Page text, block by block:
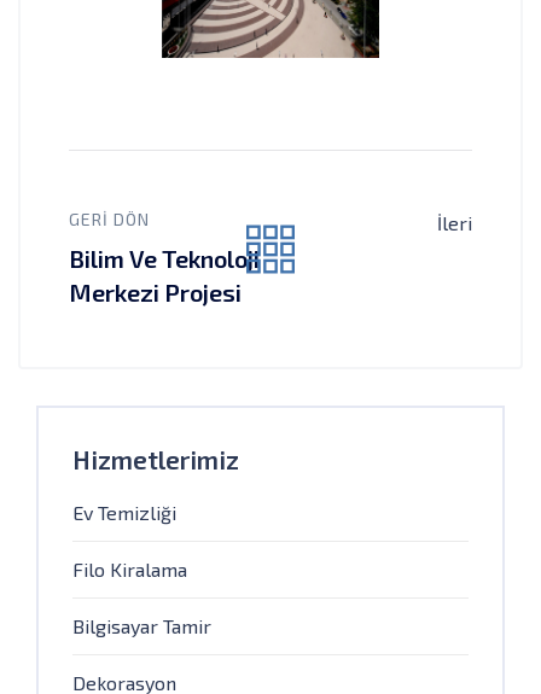
GERI DÖN
Bilim Ve Teknoloji
Merkezi Projesi
İleri
Hizmetlerimiz
Ev Temizliği
Filo Kiralama
Bilgisayar Tamir
Dekorasyon